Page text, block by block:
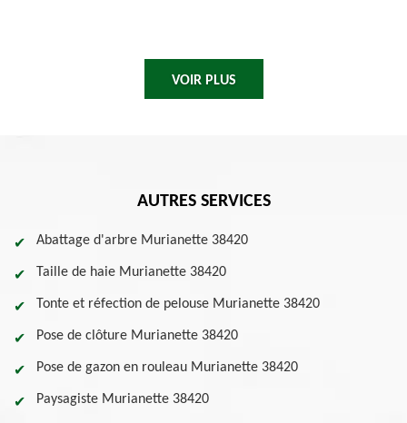
VOIR PLUS
AUTRES SERVICES
Abattage d'arbre Murianette 38420
Taille de haie Murianette 38420
Tonte et réfection de pelouse Murianette 38420
Pose de clôture Murianette 38420
Pose de gazon en rouleau Murianette 38420
Paysagiste Murianette 38420